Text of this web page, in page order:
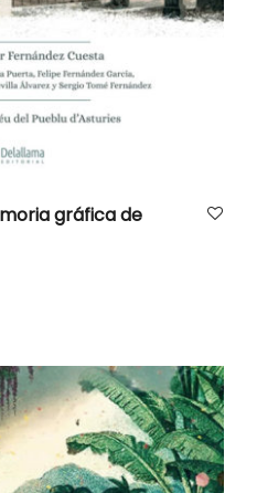
gráfica de